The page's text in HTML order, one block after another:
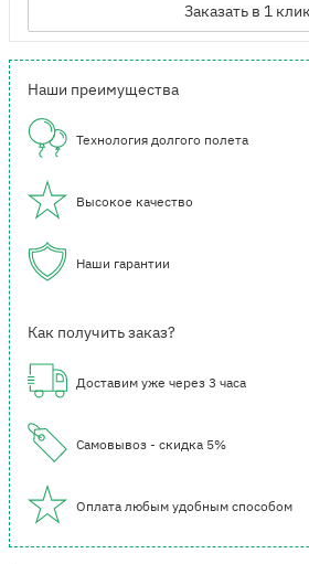
Заказать в 1
Наши преимущества
Технология долгого полета
Высокое качество
Наши гарантии
Как получить заказ?
Доставим уже через 3 часа
Самовывоз - скидка 5%
Оплата любым удобным способом